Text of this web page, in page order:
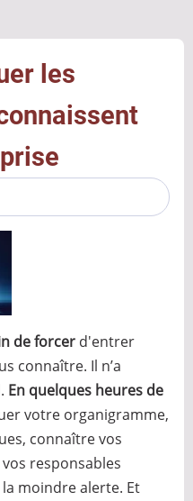
les
de forcer d'entrer
connaître. Il n’a
En quelques heures de
votre organigramme,
connaître vos
responsables
moindre alerte. Et